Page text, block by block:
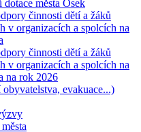
města Osek
činnosti dětí a žáků
v organizacích a spolcích na
činnosti dětí a žáků
v organizacích a spolcích na
na rok 2026
evakuace...)